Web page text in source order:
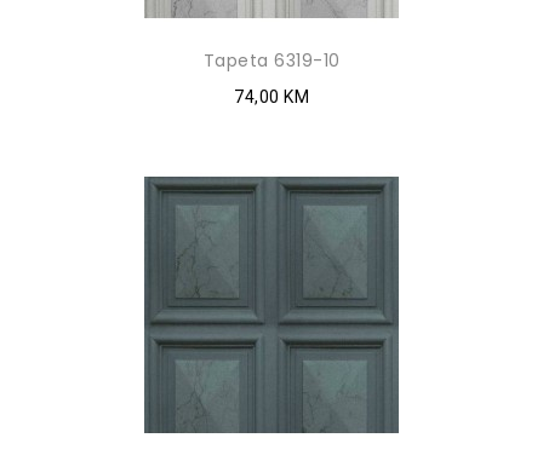
Tapeta 6319-10
74,00 KM